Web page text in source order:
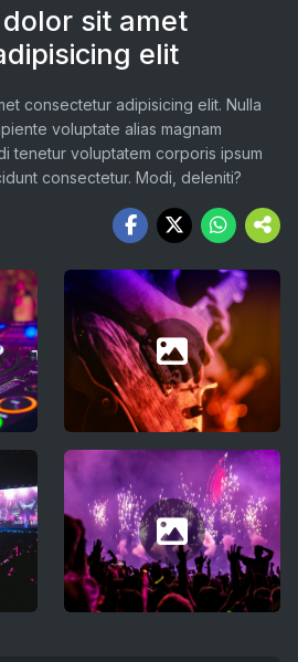
sit amet
elit
consectetur adipisicing elit. Nulla
voluptate alias magnam
tenetur voluptatem corporis ipsum
consectetur. Modi, deleniti?